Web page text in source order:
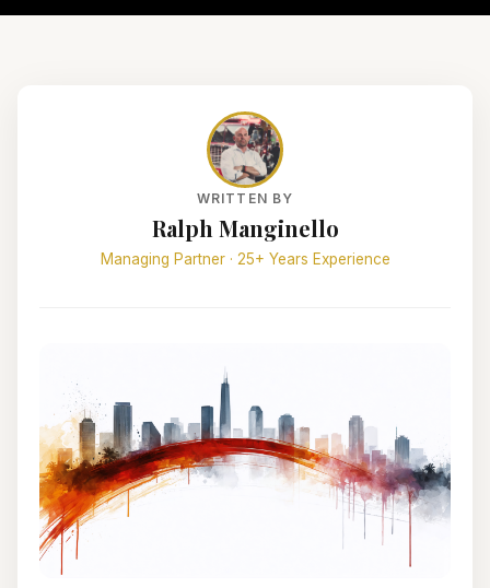
WRITTEN BY
Ralph Manginello
Managing Partner · 25+ Years Experience